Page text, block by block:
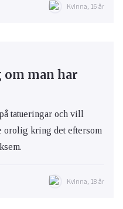
Kvinna, 16 år
om man har
tatueringar och vill
orolig kring det eftersom
Kvinna, 18 år